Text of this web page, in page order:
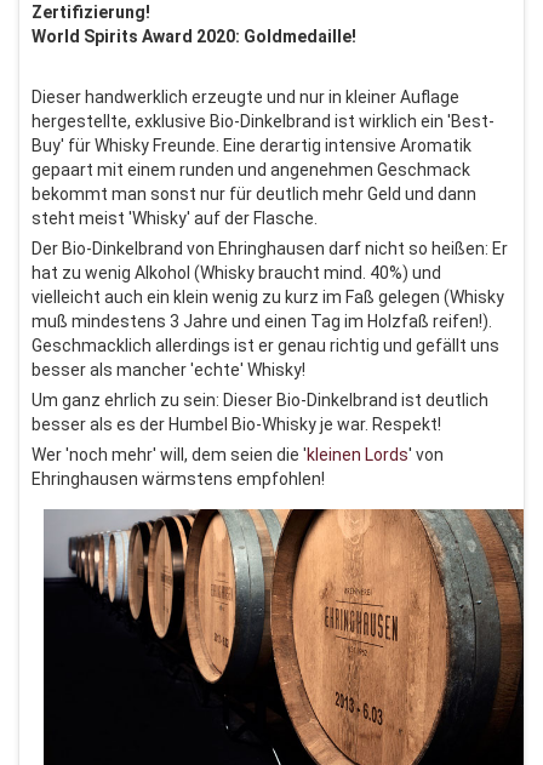
Zertifizierung!
World Spirits Award 2020: Goldmedaille!
Dieser handwerklich erzeugte und nur in kleiner Auflage
hergestellte, exklusive Bio-Dinkelbrand ist wirklich ein 'Best-
Buy' für Whisky Freunde. Eine derartig intensive Aromatik
gepaart mit einem runden und angenehmen Geschmack
bekommt man sonst nur für deutlich mehr Geld und dann
steht meist 'Whisky' auf der Flasche.
Der Bio-Dinkelbrand von Ehringhausen darf nicht so heißen: Er
hat zu wenig Alkohol (Whisky braucht mind. 40%) und
vielleicht auch ein klein wenig zu kurz im Faß gelegen (Whisky
muß mindestens 3 Jahre und einen Tag im Holzfaß reifen!).
Geschmacklich allerdings ist er genau richtig und gefällt uns
besser als mancher 'echte' Whisky!
Um ganz ehrlich zu sein: Dieser Bio-Dinkelbrand ist deutlich
besser als es der Humbel Bio-Whisky je war. Respekt!
Wer 'noch mehr' will, dem seien die 'kleinen Lords' von
Ehringhausen wärmstens empfohlen!